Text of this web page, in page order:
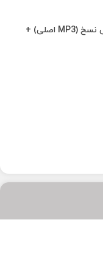
دانلود آهنگ مسعود جلیلیان و رامین تجنگی نسخ (MP3 اصلی) +